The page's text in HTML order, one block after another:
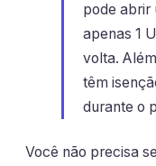
pode abrir
apenas 1
volta.
têm
durante o
Você não precisa